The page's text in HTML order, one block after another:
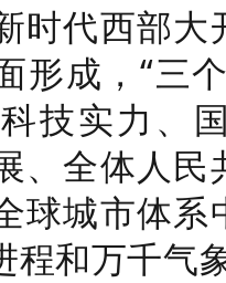
时代西部
形成，“三
技实力、
、全体人
球城市体
程和万千气